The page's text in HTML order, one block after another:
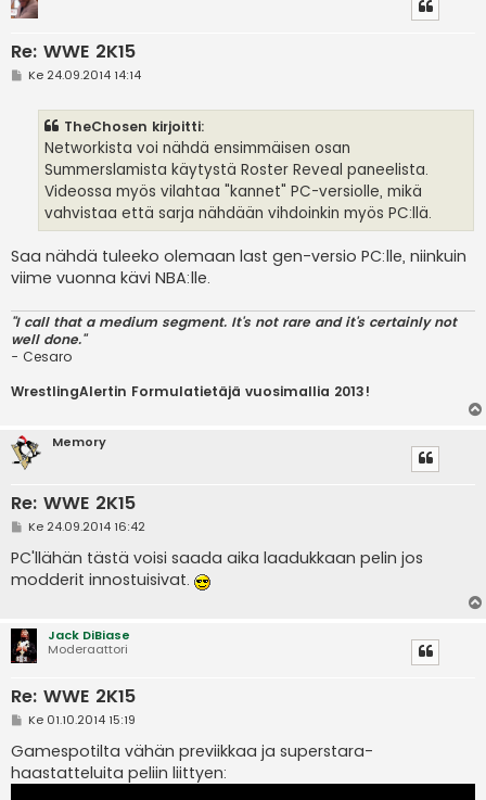
Re: WWE 2K15
VKe 24.09.2014 14:14
TheChosen kirjoitti:
Networkista voi nähdä ensimmäisen osan
Summerslamista käytystä Roster Reveal paneelista.
Videossa myös vilahtaa "kannet" PC-versiolle, mikä
vahvistaa että sarja nähdään vihdoinkin myös PC:llä.
Saa nähdä tuleeko olemaan last gen-versio PC:lle, niinkuin
viime vuonna kävi NBA:lle.
"I call that a medium segment. It's not rare and it's certainly not
well done."
- Cesaro
WrestlingAlertin Formulatietäjä vuosimallia 2013!
Memory
Re: WWE 2K15
V
e
s
t
Ke 24.09.2014 16:42
PC'llähän tästä voisi saada aika laadukkaan pelin jos
modderit innostuisivat.
Jack DiBiase
Moderaattori
Re: WWE 2K15
V
e
s
t
i
Ke 01.10.2014 15:19
Gamespotilta vähän previikkaa ja superstara-
haastatteluita peliin liittyen: